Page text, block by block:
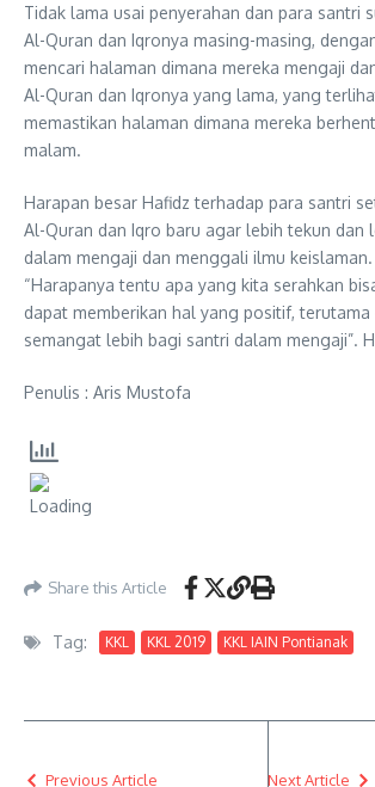
Tidak lama usai penyerahan dan para santri
Al-Quran dan Iqronya masing-masing,
mencari halaman dimana mereka mengaji
Al-Quran dan Iqronya yang lama, yang
memastikan halaman dimana mereka
malam.
Harapan besar Hafidz terhadap para santri
Al-Quran dan Iqro baru agar lebih tekun dan
dalam mengaji dan menggali ilmu keislaman.
“Harapanya tentu apa yang kita serahkan
dapat memberikan hal yang positif, terutama
semangat lebih bagi santri dalam mengaji”.
Penulis : Aris Mustofa
Share this Article
Tag: KKL KKL 2019 KKL IAIN Pontianak
Previous Article Next Article